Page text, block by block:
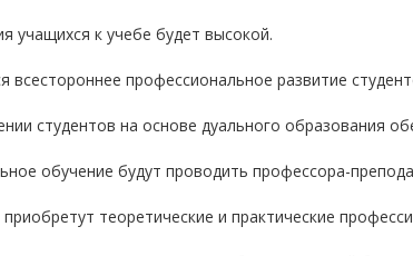
учащихся к учебе будет высокой.
всестороннее профессиональное развитие
студентов на основе дуального образования
обучение будут проводить профессора-
теоретические и практические